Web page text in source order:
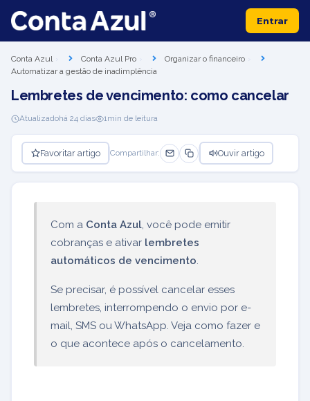
Entrar
Conta Azul Conta Azul Pro
Organizar o financeiro
Automatizar a gestão de inadimplência
Lembretes de vencimento: como cancelar
Atualizadohá 24 dias 1min de leitura
Favoritar artigo Compartilhar: Ouvir artigo
Com a Conta Azul, você pode emitir
cobranças e ativar lembretes
automáticos de vencimento.
Se precisar, é possível cancelar esses
lembretes, interrompendo o envio por e-
mail, SMS ou WhatsApp. Veja como fazer e
o que acontece após o cancelamento.